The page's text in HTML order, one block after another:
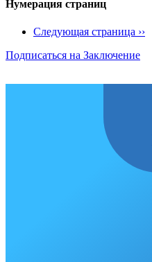
Нумерация страниц
Следующая страница ››
Подписаться на Заключение